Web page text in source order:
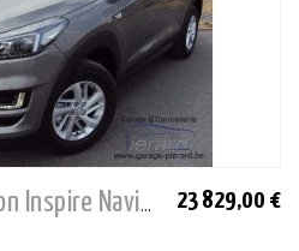
Neuve - Hyundai Tucson Inspire Navi Pack 23 829,00 €